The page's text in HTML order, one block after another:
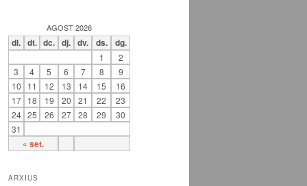
AGOST 2026
dl. dt. dc. dj. dv. ds. dg.
« set.
1
2
3
4 5 6 7 8
9
10
11 12 13 14 15
16
17
18 19 20 21 22
23
24 25 26 27 28 29
30
31
ARXIUS